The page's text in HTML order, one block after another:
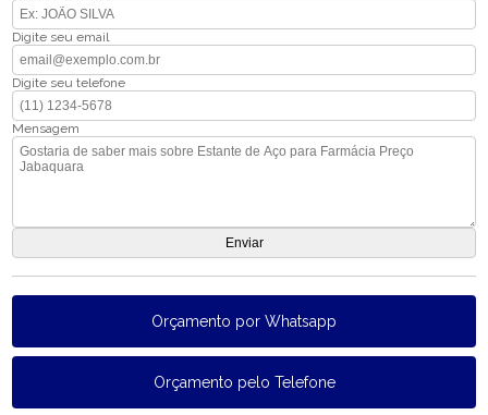
Digite seu email
Digite seu telefone
Mensagem
Orçamento por Whatsapp
Orçamento pelo Telefone